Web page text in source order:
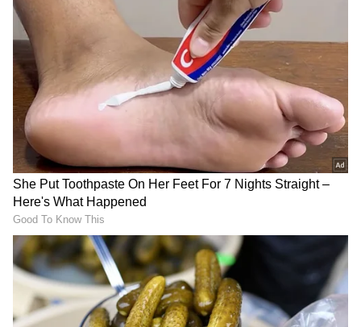
ಇಷ್ಟದಂತೆ, ಯೂನಿಕ್ ಆಗಿ ರೆಡಿಯಾಗುತ್ತೆ.